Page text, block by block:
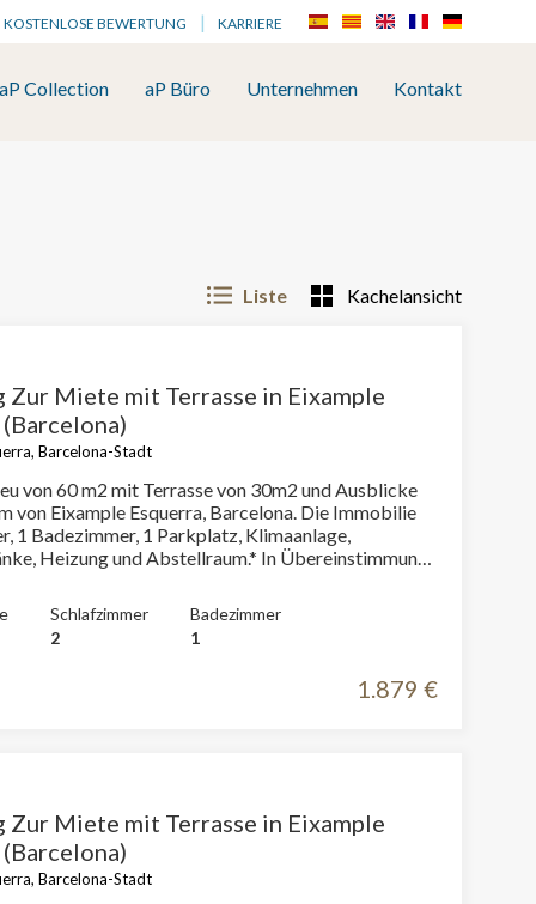
KOSTENLOSE BEWERTUNG KARRIERE
aP Collection aP Büro Unternehmen Kontakt
Liste Kachelansicht
Zur Miete mit Terrasse in Eixample
Barcelona-Stadt
von 60 m2 mit Terrasse von 30m2 und Ausblicke
Eixample Esquerra, Barcelona. Die Immobilie
1 Badezimmer, 1 Parkplatz, Klimaanlage,
Heizung und Abstellraum.* In Übereinstimmung
Index: 19,80 € / m2 Für diese Immobilie liegt kein
über Referenzmietpreise
letzten Mietvertrags: 1.802,00 €Dieser Eigentümer
Schlafzimmer
2
Badezimmer
1
1.879 €
Zur Miete mit Terrasse in Eixample
Barcelona-Stadt